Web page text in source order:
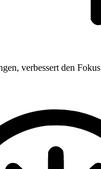
verbessert den Fokus